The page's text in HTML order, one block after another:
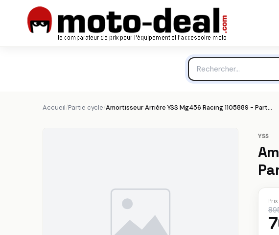
Accueil/Partie cycle/ Amortisseur Arrière YSS Mg456 Racing 1105889 - Partie cycle YSS
Amortisseur Arrière YSS Mg456 Racing 1105889 - Partie cycle YSS
YSS
Prix